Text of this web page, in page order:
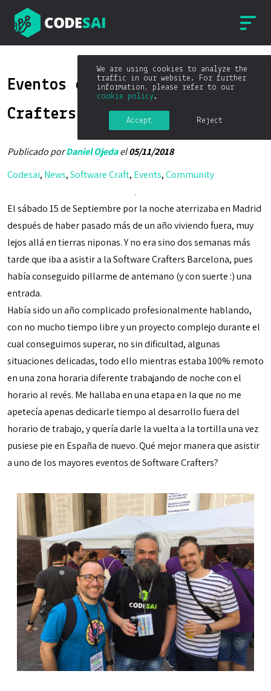
We are using cookies to analyze the
traffic in our website. For further
information, please refer to our
cookie policy .
Accept Reject
Eventos como la Software
Crafters Barcelona 2018
Publicado porDaniel Ojedael05/11/2018
Codesai, News,Software Craft, Events,Community
El sábado 15 de Septiembre por la noche aterrizaba en Madrid
después de haber pasado más de un año viviendo fuera, muy
lejos allá en tierras niponas. Y no era sino dos semanas más
tarde que iba a asistir a la Software Crafters Barcelona, pues
había conseguido pillarme de antemano (y con suerte :) una
entrada.
Había sido un año complicado profesionalmente hablando,
con no mucho tiempo libre y un proyecto complejo durante el
cual conseguimos superar, no sin dificultad, algunas
situaciones delicadas, todo ello mientras estaba 100% remoto
en una zona horaria diferente trabajando de noche con el
horario al revés. Me hallaba en una etapa en la que no me
apetecía apenas dedicarle tiempo al desarrollo fuera del
horario de trabajo, y quería darle la vuelta a la tortilla una vez
pusiese pie en España de nuevo. Qué mejor manera que asistir
a uno de los mayores eventos de Software Crafters?